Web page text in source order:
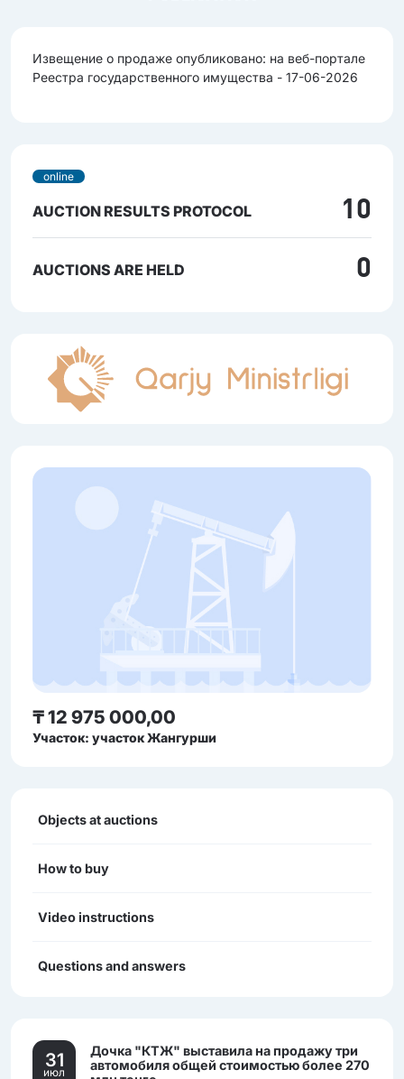
Извещение о продаже опубликовано: на веб-портале
Реестра государственного имущества - 17-06-2026
online
AUCTION RESULTS PROTOCOL 10
AUCTIONS ARE HELD 0
₸ 12 975 000,00
Участок: участок Жангурши
Objects at auctions
How to buy
Video instructions
Questions and answers
31
июл
Дочка "КТЖ" выставила на продажу три
автомобиля общей стоимостью более 270